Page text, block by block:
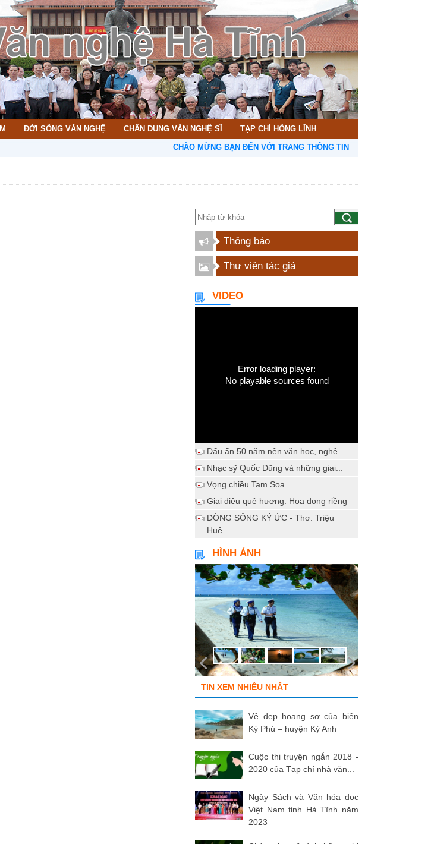
ĐỜI SỐNG VĂN NGHỆ CHÂN DUNG VĂN NGHỆ SĨ TẠP CHÍ HỒNG LĨNH
CHÀO MỪNG BẠN ĐẾN VỚI TRANG THÔNG TIN HỘI LIÊN HIỆP VĂN HỌC
Thông báo
Thư viện tác giả
VIDEO
Error loading player:
No playable sources found
Dấu ấn 50 năm nền văn học, nghệ...
Nhạc sỹ Quốc Dũng và những giai...
Vọng chiều Tam Soa
Giai điệu quê hương: Hoa dong riềng
DÒNG SÔNG KÝ ỨC - Thơ: Triệu
Huệ...
HÌNH ẢNH
TIN XEM NHIỀU NHẤT
Vẻ đẹp hoang sơ của biển
Kỳ Phú – huyện Kỳ Anh
Cuộc thi truyện ngắn 2018 -
2020 của Tạp chí nhà văn...
Ngày Sách và Văn hóa đọc
Việt Nam tỉnh Hà Tĩnh năm
2023